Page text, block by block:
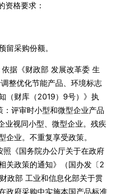
资格要求：
留采购份额。
依据《财政部 发展改革委 生
整优化节能产品、环境标志
（财库（2019）9号）》执
评审时小型和微型企业产品
业视同小型、微型企业。残疾
企业。不重复享受政策。
照《国务院办公厅关于在政府
关政策的通知》（国办发〔2
政部 工业和信息化部关于贯
政府采购中实施本国产品标准